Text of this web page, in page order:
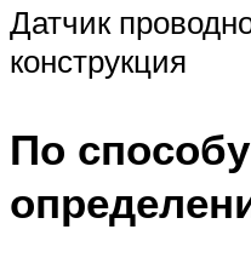
Датчик
конструкция
По способу